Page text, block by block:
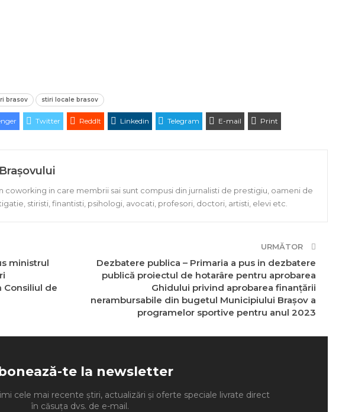
brasov stiri locale brasov
Twitter ReddIt Linkedin Telegram E-mail Print
coworking in care membrii sai sunt compusi din jurnalisti de prestigiu, oameni de
stiristi, finantisti, psihologi, avocati, profesori, doctori, artisti, elevi etc.
ministrul
Consiliul de
URMĂTOR
Dezbatere publica – Primaria a pus in dezbatere
publică proiectul de hotarâre pentru aprobarea
Ghidului privind aprobarea finanțării
nerambursabile din bugetul Municipiului Braşov a
programelor sportive pentru anul 2023
te la newsletter
cele mai recente știri, actualizări și oferte speciale livrate direct
în căsuța dvs. de e-mail.